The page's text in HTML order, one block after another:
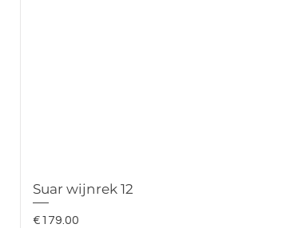
Suar wijnrek 12
Prijs
€179.00